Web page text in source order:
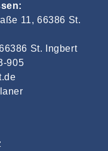
11, 66386 St.
St. Ingbert
905